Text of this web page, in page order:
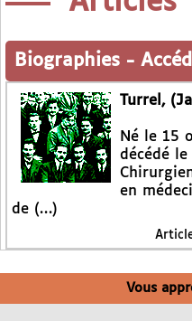
Biographies -
Turrel,
Né le 15
décédé
en
de (…)
Vous